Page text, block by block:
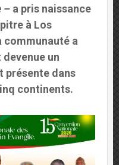
– a pris naissance
à Los
communauté a
un
présente dans
continents.